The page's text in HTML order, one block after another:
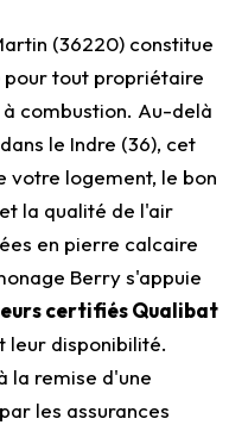
(36220) constitue
pour tout propriétaire
combustion. Au-delà
le Indre (36), cet
votre logement, le bon
la qualité de l'air
en pierre calcaire
Berry s'appuie
certifiés Qualibat
leur disponibilité.
la remise d'une
les assurances